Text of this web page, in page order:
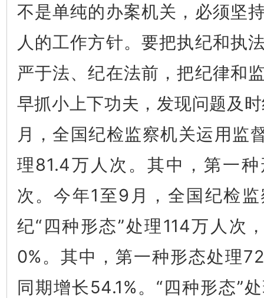
不是单纯的办案机关，必须坚
人的工作方针。要把执纪和执
严于法、纪在法前，把纪律和
早抓小上下功夫，发现问题及
月，全国纪检监察机关运用监
理81.4万人次。其中，第一
次。今年1至9月，全国纪检
纪“四种形态”处理114万人次
0%。其中，第一种形态处理
同期增长54.1%。“四种形态”